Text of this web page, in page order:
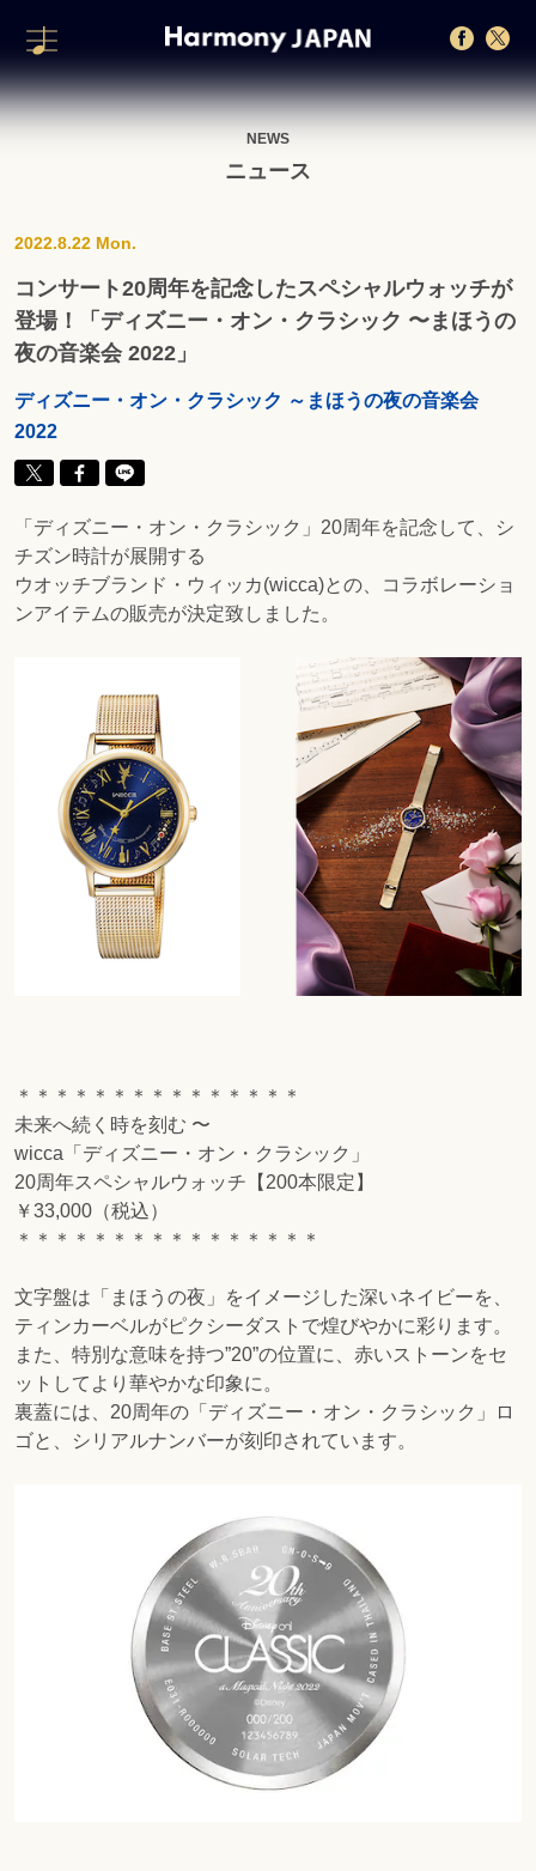
NEWS
ニュース
2022.8.22 Mon.
コンサート20周年を記念したスペシャルウォッチが
登場！「ディズニー・オン・クラシック 〜まほうの
夜の音楽会 2022」
ディズニー・オン・クラシック ～まほうの夜の音楽会
2022
「ディズニー・オン・クラシック」20周年を記念して、シ
チズン時計が展開する
ウオッチブランド・ウィッカ(wicca)との、コラボレーショ
ンアイテムの販売が決定致しました。
＊＊＊＊＊＊＊＊＊＊＊＊＊＊＊
未来へ続く時を刻む 〜
wicca「ディズニー・オン・クラシック」
20周年スペシャルウォッチ【200本限定】
￥33,000（税込）
＊＊＊＊＊＊＊＊＊＊＊＊＊＊＊＊
文字盤は「まほうの夜」をイメージした深いネイビーを、
ティンカーベルがピクシーダストで煌びやかに彩ります。
また、特別な意味を持つ”20”の位置に、赤いストーンをセ
ットしてより華やかな印象に。
裏蓋には、20周年の「ディズニー・オン・クラシック」ロ
ゴと、シリアルナンバーが刻印されています。